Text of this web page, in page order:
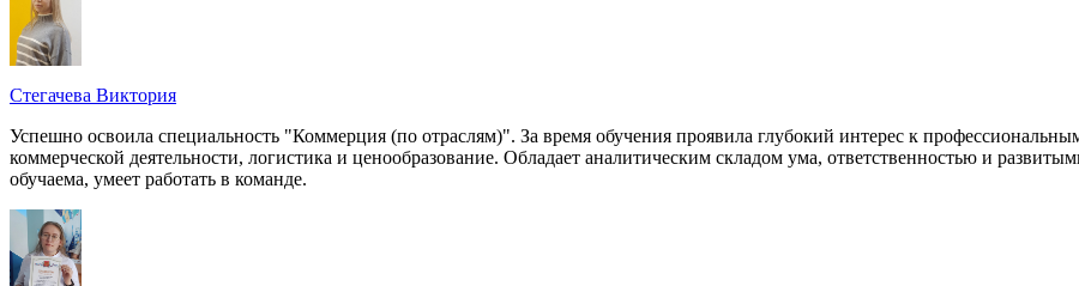
Стегачева Виктория
Успешно освоила специальность "Коммерция (по отраслям)". За время обучения проявила глубокий интерес к
коммерческой деятельности, логистика и ценообразование. Обладает аналитическим складом ума, ответственностью и
обучаема, умеет работать в команде.